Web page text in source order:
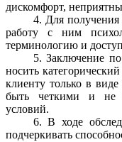
дискомфорт,
4. Для получения
работу с ним
терминологию и
5. Заключение
носить
клиенту только в
быть четкими и не
условий.
6. В ходе
подчеркивать